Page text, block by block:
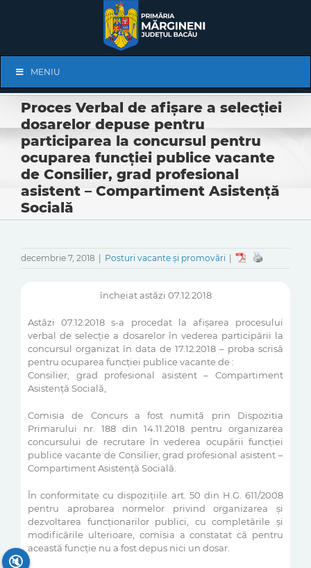
Navigation
MENIU
Proces Verbal de afişare a selecţiei
dosarelor depuse pentru
participarea la concursul pentru
ocuparea funcției publice vacante
de Consilier, grad profesional
asistent – Compartiment Asistenţă
Socială
decembrie 7, 2018 Posturi vacante și promovări
încheiat astăzi 07.12.2018
Astăzi 07.12.2018 s-a procedat la afişarea procesului
verbal de selecţie a dosarelor în vederea participării la
concursul organizat în data de 17.12.2018 – proba scrisă
pentru ocuparea funcției publice vacante de :
Consilier, grad profesional asistent – Compartiment
Asistenţă Socială,
Comisia de Concurs a fost numită prin Dispozitia
Primarului nr. 188 din 14.11.2018 pentru organizarea
concursului de recrutare în vederea ocupării funcției
publice vacante de Consilier, grad profesional asistent –
Compartiment Asistenţă Socială.
În conformitate cu dispoziţiile art. 50 din H.G. 611/2008
pentru aprobarea normelor privind organizarea şi
dezvoltarea funcţionarilor publici, cu completările şi
modificările ulterioare, comisia a constatat că pentru
această funcţie nu a fost depus nici un dosar.
🔇